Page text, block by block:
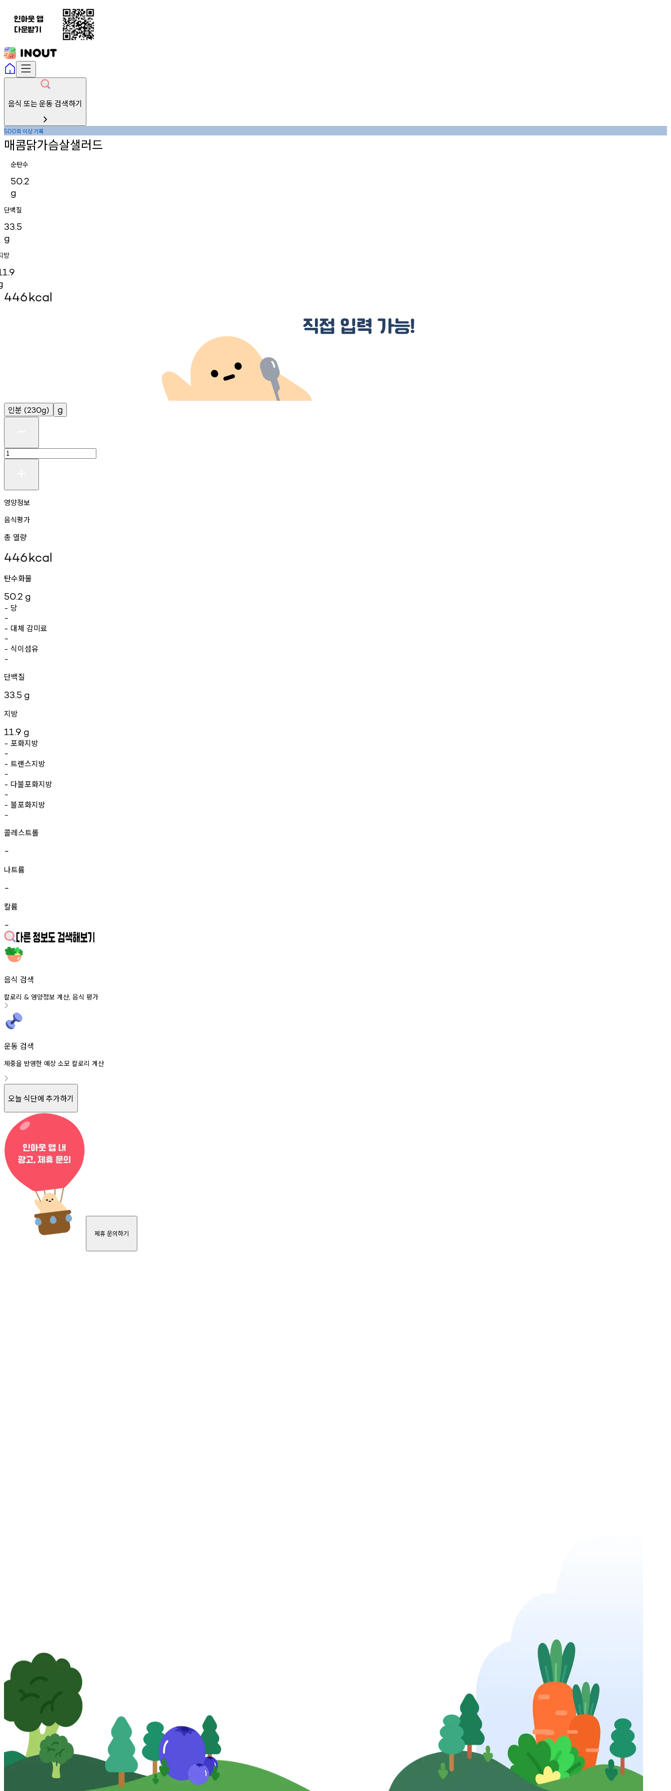
음식 또는 운동 검색하기
500회 이상기록
매콤닭가슴살샐러드
순탄수
50.2
g
단백질
33.5
g
방
446kcal
인분 (230g) g
영양정보
음식평가
총 열량
446kcal
탄수화물
50.2 g
- 당
-
- 대체 감미료
-
- 식이섬유
-
단백질
33.5 g
지방
11.9 g
- 포화지방
-
- 트랜스지방
-
- 다불포화지방
-
- 불포화지방
-
콜레스트롤
-
나트륨
-
칼륨
-
음식 검색
칼로리 & 영양정보 계산, 음식 평가
운동 검색
체중을 반영한 예상 소모 칼로리 계산
오늘 식단에 추가하기
제휴 문의하기